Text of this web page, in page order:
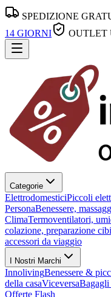
SPEDIZIONE
14 GIORNI
OUTLET
Categorie
ElettrodomesticiPiccoli
PersonaBenessere,
ClimaTermoventilatori,
colazione, preparazione cibi
accessori da viaggio
I Nostri Marchi
InnolivingBenessere &
della casaViceversa
Offerte Flash